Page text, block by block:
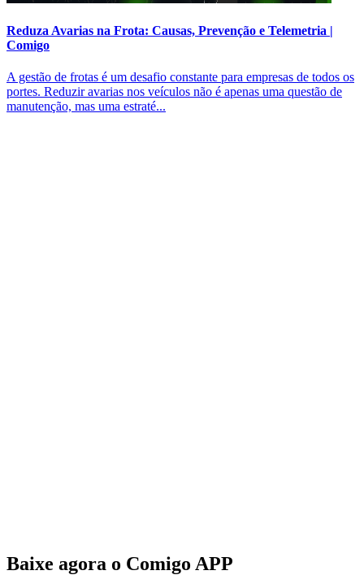
Reduza Avarias na Frota: Causas, Prevenção e Telemetria |
Comigo
A gestão de frotas é um desafio constante para empresas de todos os
portes. Reduzir avarias nos veículos não é apenas uma questão de
manutenção, mas uma estraté...
Baixe agora o Comigo APP